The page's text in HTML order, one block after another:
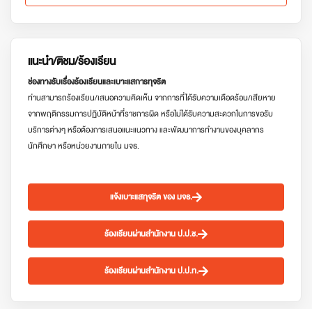
แนะนำ/ติชม/ร้องเรียน
ช่องทางรับเรื่องร้องเรียนและเบาะแสการทุจริต
ท่านสามารถร้องเรียน/เสนอความคิดเห็น จากการที่ได้รับความเดือดร้อน/เสียหาย
จากพฤติกรรมการปฏิบัติหน้าที่ราชการผิด หรือไม่ได้รับความสะดวกในการขอรับ
บริการต่างๆ หรือต้องการเสนอแนะแนวทาง และพัฒนาการทำงานของบุคลากร
นักศึกษา หรือหน่วยงานภายใน มจธ.
แจ้งเบาะแสทุจริต ของ มจธ.
ร้องเรียนผ่านสำนักงาน ป.ป.ช.
ร้องเรียนผ่านสำนักงาน ป.ป.ท.